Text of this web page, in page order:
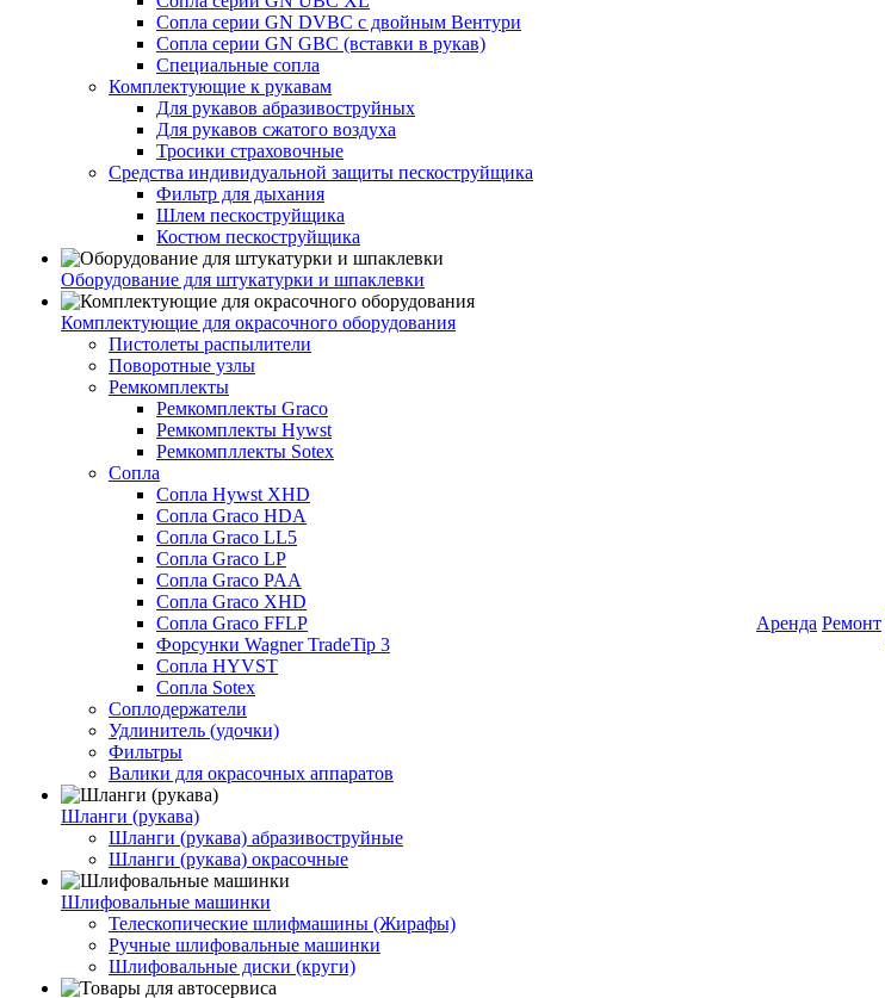
Сопла серии GN DVBC с двойным Вентури
Сопла серии GN GBC (вставки в рукав)
Специальные сопла
Комплектующие к рукавам
Для рукавов абразивоструйных
Для рукавов сжатого воздуха
Тросики страховочные
Средства индивидуальной защиты пескоструйщика
Фильтр для дыхания
Шлем пескоструйщика
Костюм пескоструйщика
Оборудование для штукатурки и шпаклевки
Комплектующие для окрасочного оборудования
Пистолеты распылители
Поворотные узлы
Ремкомплекты
Ремкомплекты Graco
Ремкомплекты Hywst
Ремкомпллекты Sotex
Сопла
Сопла Hywst XHD
Сопла Graco HDA
Сопла Graco LL5
Сопла Graco LP
Сопла Graco PAA
Сопла Graco XHD
Сопла Graco FFLP
Форсунки Wagner TradeTip 3
Сопла HYVST
Сопла Sotex
Соплодержатели
Удлинитель (удочки)
Фильтры
Валики для окрасочных аппаратов
Шланги (рукава)
Шланги (рукава) абразивоструйные
Шланги (рукава) окрасочные
Шлифовальные машинки
Телескопические шлифмашины (Жирафы)
Ручные шлифовальные машинки
Шлифовальные диски (круги)
Аренда Ремонт